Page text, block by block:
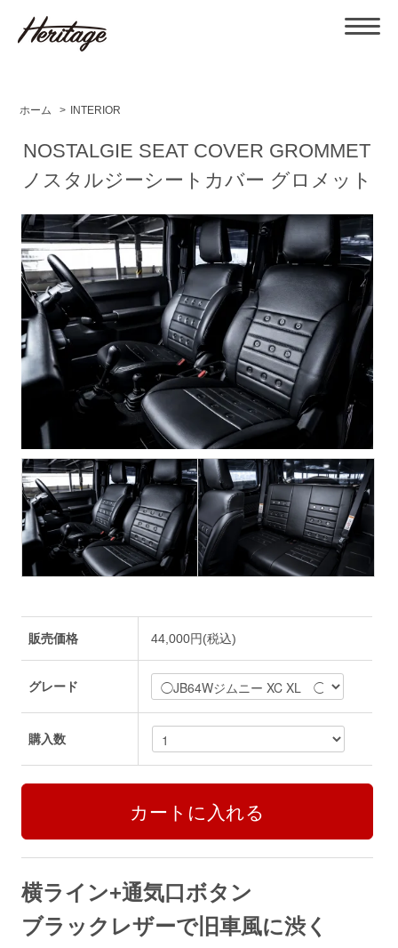
ホーム > INTERIOR
NOSTALGIE SEAT COVER GROMMET
ノスタルジーシートカバー グロメット
販売価格 44,000円(税込)
グレード
購入数
横ライン+通気口ボタン
ブラックレザーで旧車風に渋く